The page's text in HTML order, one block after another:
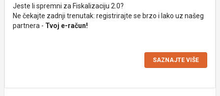
Jeste li spremni za Fiskalizaciju 2.0?
Ne čekajte zadnji trenutak: registrirajte se brzo i lako uz našeg
partnera - Tvoj e-račun!
SAZNAJTE VIŠE